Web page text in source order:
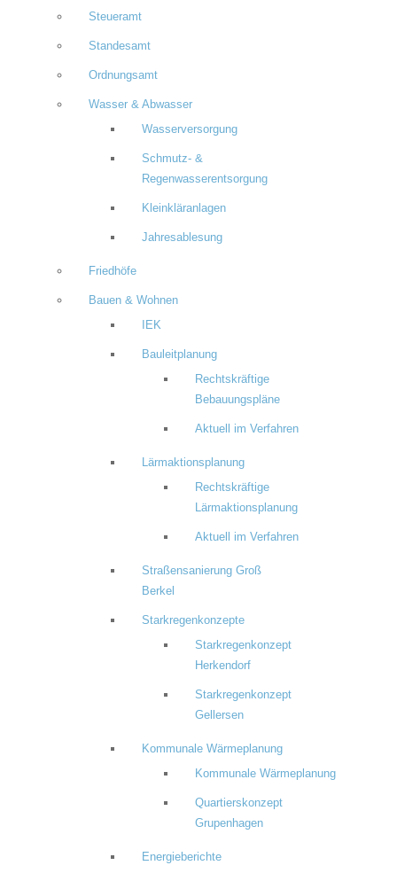
Steueramt
Standesamt
Ordnungsamt
Wasser & Abwasser
Wasserversorgung
Schmutz- &
Regenwasserentsorgung
Kleinkläranlagen
Jahresablesung
Friedhöfe
Bauen & Wohnen
IEK
Bauleitplanung
Rechtskräftige
Bebauungspläne
Aktuell im Verfahren
Lärmaktionsplanung
Rechtskräftige
Lärmaktionsplanung
Aktuell im Verfahren
Straßensanierung Groß
Berkel
Starkregenkonzepte
Starkregenkonzept
Herkendorf
Starkregenkonzept
Gellersen
Kommunale Wärmeplanung
Kommunale Wärmeplanung
Quartierskonzept
Grupenhagen
Energieberichte